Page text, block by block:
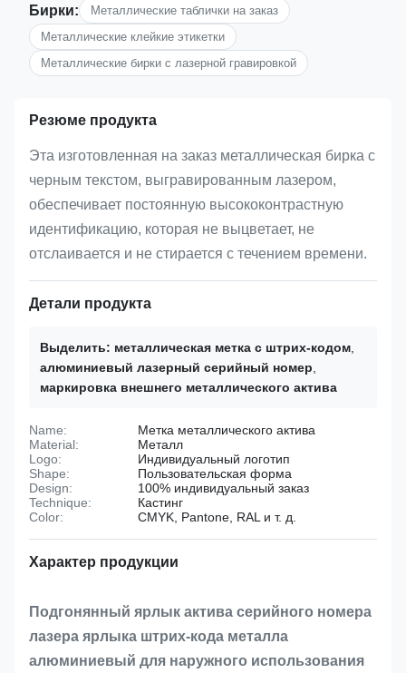
Бирки:
Металлические таблички на заказ
Металлические клейкие этикетки
Металлические бирки с лазерной гравировкой
Резюме продукта
Эта изготовленная на заказ металлическая бирка с
черным текстом, выгравированным лазером,
обеспечивает постоянную высококонтрастную
идентификацию, которая не выцветает, не
отслаивается и не стирается с течением времени.
Детали продукта
Выделить: металлическая метка с штрих-кодом
алюминиевый лазерный серийный номер
маркировка внешнего металлического актива
Name:
Метка металлического актива
Material:
Металл
Logo:
Индивидуальный логотип
Shape:
Пользовательская форма
Design:
100% индивидуальный заказ
Technique:
Кастинг
Color:
CMYK, Pantone, RAL и т. д.
Характер продукции
Подгонянный ярлык актива серийного номера
лазера ярлыка штрих-кода металла
алюминиевый для наружного использования